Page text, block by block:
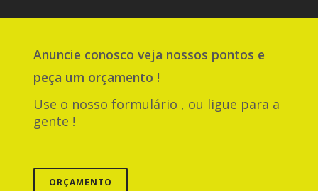
Anuncie conosco veja nossos pontos e
peça um orçamento !
Use o nosso formulário , ou ligue para a
gente !
ORÇAMENTO